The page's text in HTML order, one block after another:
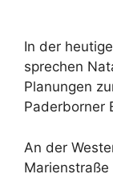
In der
sprechen
Planungen
Paderborner
An der